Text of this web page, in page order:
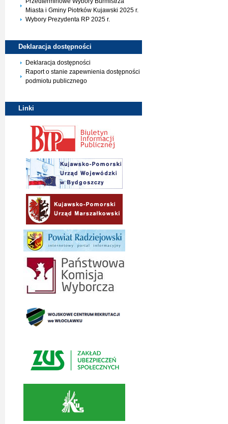
Miasta i Gminy Piotrków Kujawski 2025 r.
Wybory Prezydenta RP 2025 r.
Deklaracja dostępności
Deklaracja dostępności
Raport o stanie zapewnienia dostępności
podmiotu publicznego
Linki